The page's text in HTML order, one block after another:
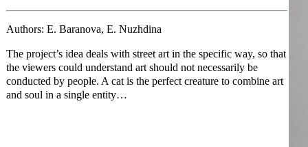
Authors: E. Baranova, E. Nuzhdina
The project’s idea deals with street art in the specific way, so that
the viewers could understand art should not necessarily be
conducted by people. A cat is the perfect creature to combine art
and soul in a single entity…